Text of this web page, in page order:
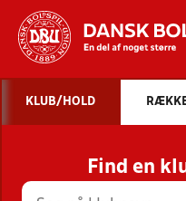
STILLINGER,
KLUB/HOLD
Find en